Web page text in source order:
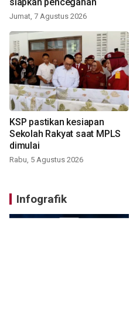
Jumat, 7 Agustus 2026
KSP pastikan kesiapan
Sekolah Rakyat saat MPLS
dimulai
Rabu, 5 Agustus 2026
Infografik